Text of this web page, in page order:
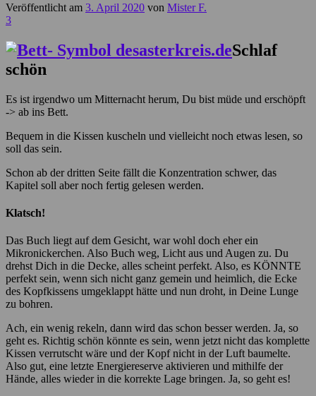
Veröffentlicht am 3. April 2020 von Mister F.
3
Schlaf
schön
Es ist irgendwo um Mitternacht herum, Du bist müde und erschöpft
-> ab ins Bett.
Bequem in die Kissen kuscheln und vielleicht noch etwas lesen, so
soll das sein.
Schon ab der dritten Seite fällt die Konzentration schwer, das
Kapitel soll aber noch fertig gelesen werden.
Klatsch!
Das Buch liegt auf dem Gesicht, war wohl doch eher ein
Mikronickerchen. Also Buch weg, Licht aus und Augen zu. Du
drehst Dich in die Decke, alles scheint perfekt. Also, es KÖNNTE
perfekt sein, wenn sich nicht ganz gemein und heimlich, die Ecke
des Kopfkissens umgeklappt hätte und nun droht, in Deine Lunge
zu bohren.
Ach, ein wenig rekeln, dann wird das schon besser werden. Ja, so
geht es. Richtig schön könnte es sein, wenn jetzt nicht das komplette
Kissen verrutscht wäre und der Kopf nicht in der Luft baumelte.
Also gut, eine letzte Energiereserve aktivieren und mithilfe der
Hände, alles wieder in die korrekte Lage bringen. Ja, so geht es!